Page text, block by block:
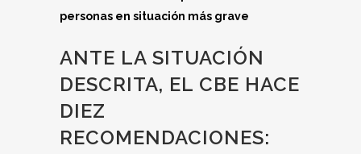
personas en situación más grave
ANTE LA SITUACIÓN
DESCRITA, EL CBE HACE
DIEZ
RECOMENDACIONES: